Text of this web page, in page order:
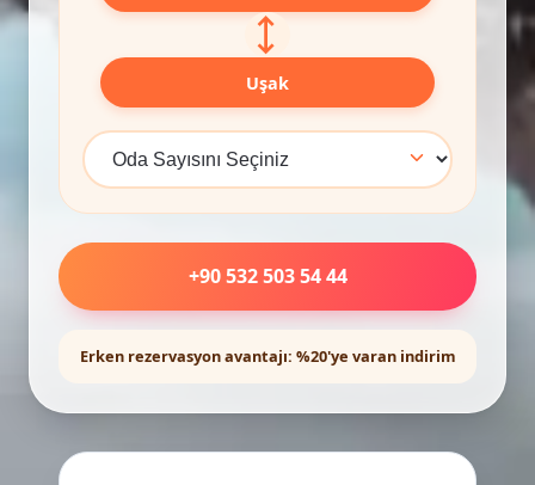
⟷
Uşak
+90 532 503 54 44
Erken rezervasyon avantajı: %20'ye varan indirim